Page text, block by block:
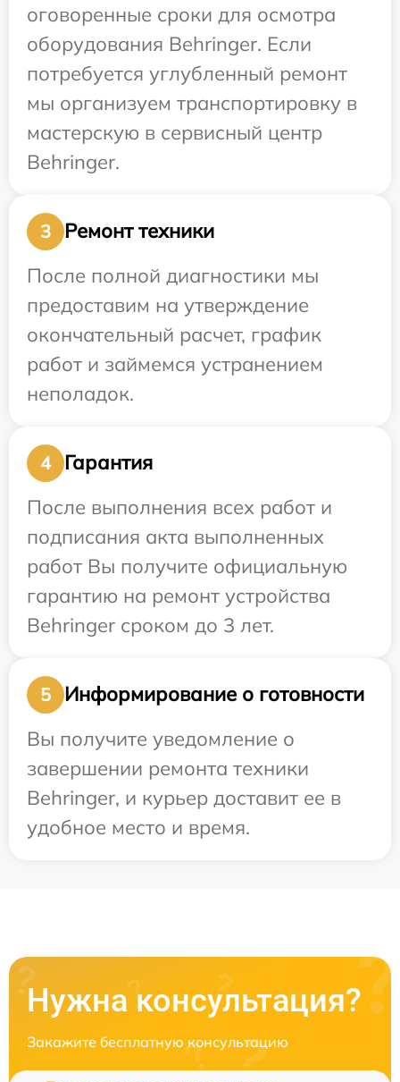
оговоренные сроки для осмотра
оборудования Behringer. Если
потребуется углубленный ремонт
мы организуем транспортировку в
мастерскую в сервисный центр
Behringer.
3
Ремонт техники
После полной диагностики мы
предоставим на утверждение
окончательный расчет, график
работ и займемся устранением
неполадок.
4
Гарантия
После выполнения всех работ и
подписания акта выполненных
работ Вы получите официальную
гарантию на ремонт устройства
Behringer сроком до 3 лет.
5
Информирование о готовности
Вы получите уведомление о
завершении ремонта техники
Behringer, и курьер доставит ее в
удобное место и время.
Нужна консультация?
Закажите бесплатную консультацию